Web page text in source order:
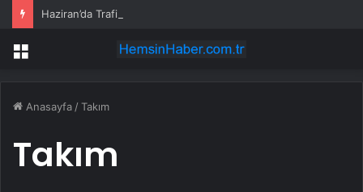
Haziran’da Trafiğe Kaydedilen Taşıt Sayısı 194 Bin 740
Menü
Anasayfa /Takım
Takım